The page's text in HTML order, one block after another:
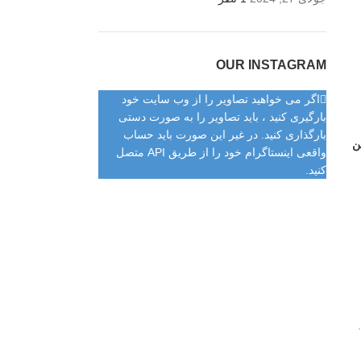
OUR INSTAGRAM
اگر می خواهید تصاویر را از وب سایت خود
بارگیری کنید ، باید تصاویر را به صورت دستی
بارگذاری کنید. در غیر این صورت باید حساب
واقعی اینستاگرام خود را از طریق API متصل
کنید.